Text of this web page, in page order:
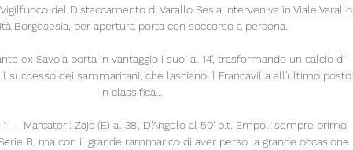
del Distaccamento di Varallo Sesia interveniva in Viale Varallo,
Borgosesia, per apertura porta con soccorso a persona.
ex Savoia porta in vantaggio i suoi al 14', trasformando un calcio di
successo dei sammaritani, che lasciano il Francavilla all'ultimo posto
in classifica...
— Marcatori: Zajc (E) al 38', D'Angelo al 50' p.t. Empoli sempre primo
B, ma con il grande rammarico di aver perso la grande occasione